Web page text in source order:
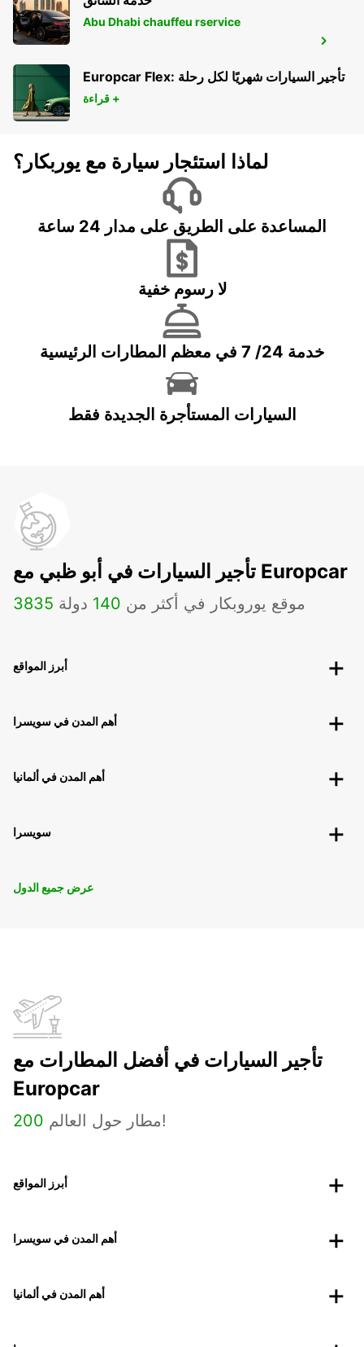
ROVIGO
ROVIGO - ITALY
Abu Dhabi chauffeu rservice
Europcar Flex: تأجير السيارات شهريًا لكل رحلة
قراءة +
لماذا استئجار سيارة مع يوربكار؟
المساعدة على الطريق على مدار 24 ساعة
لا رسوم خفية
خدمة 24/ 7 في معظم المطارات الرئيسية
السيارات المستأجرة الجديدة فقط
تأجير السيارات في أبو ظبي مع Europcar
3835 موقع يوروبكار في أكثر من 140 دولة
أبرز المواقع
أهم المدن في سويسرا
أهم المدن في ألمانيا
سويسرا
عرض جميع الدول
تأجير السيارات في أفضل المطارات مع
Europcar
200 مطار حول العالم!
أبرز المواقع
أهم المدن في سويسرا
أهم المدن في ألمانيا